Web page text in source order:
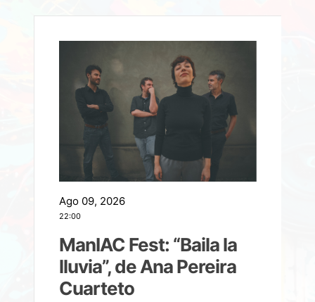
Ago 09, 2026
22:00
ManIAC Fest: “Baila la
lluvia”, de Ana Pereira
Cuarteto